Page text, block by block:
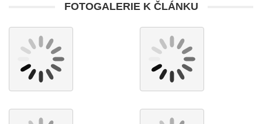
FOTOGALERIE K ČLÁNKU